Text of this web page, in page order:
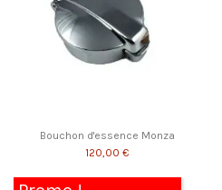
Bouchon d'essence Monza
120,00 €